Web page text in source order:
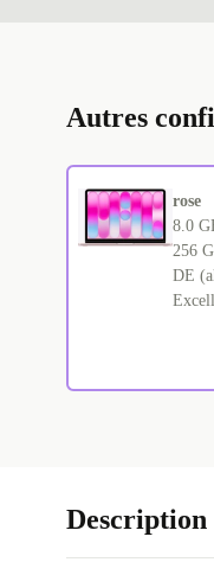
Autres
rose
8.0
256
DE
Description